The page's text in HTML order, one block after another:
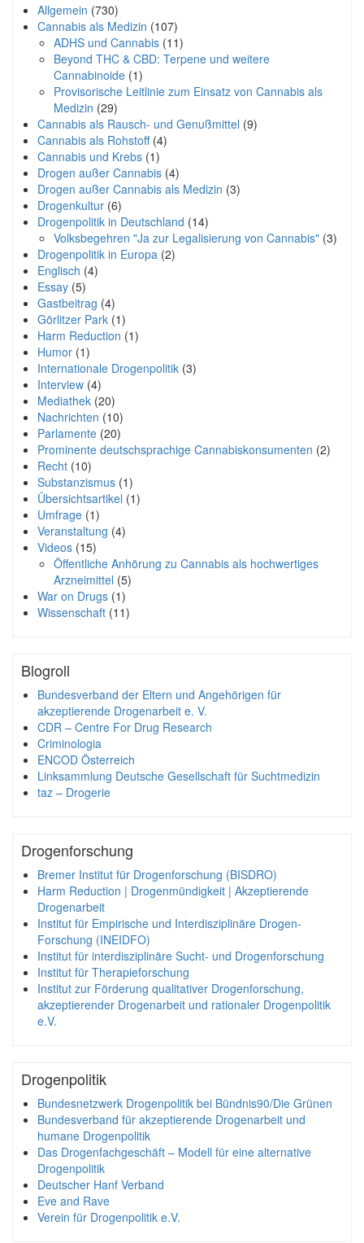
Allgemein (730)
Cannabis als Medizin (107)
ADHS und Cannabis (11)
Beyond THC & CBD: Terpene und weitere
Cannabinoide (1)
Provisorische Leitlinie zum Einsatz von Cannabis als
Medizin (29)
Cannabis als Rausch- und Genußmittel (9)
Cannabis als Rohstoff(4)
Cannabis und Krebs (1)
Drogen außer Cannabis (4)
Drogen außer Cannabis als Medizin (3)
Drogenkultur (6)
Drogenpolitik in Deutschland (14)
Volksbegehren "Ja zur Legalisierung von Cannabis" (3)
Drogenpolitik in Europa (2)
Englisch (4)
Essay (5)
Gastbeitrag (4)
Görlitzer Park (1)
Harm Reduction (1)
Humor (1)
Internationale Drogenpolitik (3)
Interview (4)
Mediathek (20)
Nachrichten (10)
Parlamente (20)
Prominente deutschsprachige Cannabiskonsumenten (2)
Recht (10)
Substanzismus (1)
Übersichtsartikel (1)
Umfrage (1)
Veranstaltung (4)
Videos (15)
Öffentliche Anhörung zu Cannabis als hochwertiges
Arzneimittel (5)
War on Drugs (1)
Wissenschaft (11)
Blogroll
Bundesverband der Eltern und Angehörigen für
akzeptierende Drogenarbeit e. V.
CDR – Centre For Drug Research
Criminologia
ENCOD Österreich
Linksammlung Deutsche Gesellschaft für Suchtmedizin
taz – Drogerie
Drogenforschung
Bremer Institut für Drogenforschung (BISDRO)
Harm Reduction | Drogenmündigkeit | Akzeptierende
Drogenarbeit
Institut für Empirische und Interdisziplinäre Drogen-
Forschung (INEIDFO)
Institut für interdisziplinäre Sucht- und Drogenforschung
Institut für Therapieforschung
Institut zur Förderung qualitativer Drogenforschung,
akzeptierender Drogenarbeit und rationaler Drogenpolitik
e.V.
Drogenpolitik
Bundesnetzwerk Drogenpolitik bei Bündnis90/Die Grünen
Bundesverband für akzeptierende Drogenarbeit und
humane Drogenpolitik
Das Drogenfachgeschäft – Modell für eine alternative
Drogenpolitik
Deutscher Hanf Verband
Eve and Rave
Verein für Drogenpolitik e.V.